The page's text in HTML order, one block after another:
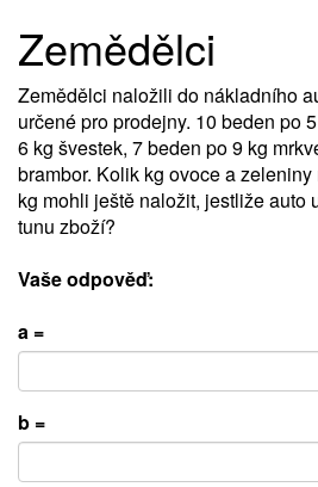
Zemědělci
Zemědělci naložili do nákladního
určené pro prodejny. 10 beden po
6 kg švestek, 7 beden po 9 kg
brambor. Kolik kg ovoce a
kg mohli ještě naložit, jestliže auto
tunu zboží?
Vaše odpověď:
a =
b =